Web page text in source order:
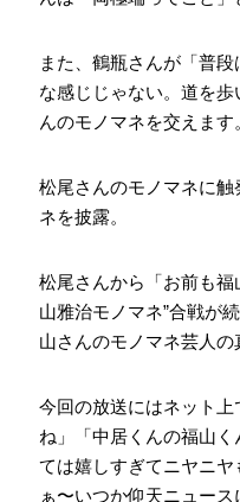
また、鶴瓶さんが「普
な感じじゃない。道を
んのモノマネを交えます
松尾さんのモノマネに
ネを披露。
松尾さんから「お前も
山雅治モノマネ”合戦が
山さんのモノマネ芸人の
今回の放送にはネット
ね」「中居くんの福山
ては嬉しすぎてニヤニ
ぁ〜いつか仰天ニュー